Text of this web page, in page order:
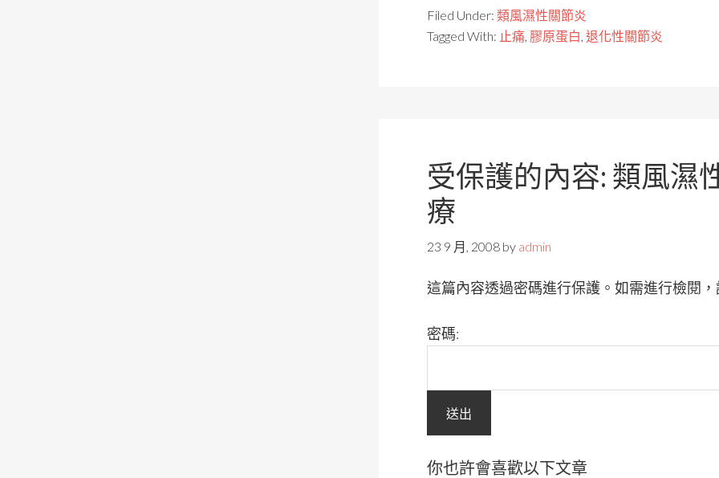
Filed Under: 類風濕性關節炎
Tagged With: 止痛, 膠原蛋白, 退化性關節炎
受保護的內容: 類風濕
療
23 9 月, 2008 by admin
這篇內容透過密碼進行保護。如需進行檢閱
密碼:
你也許會喜歡以下文章